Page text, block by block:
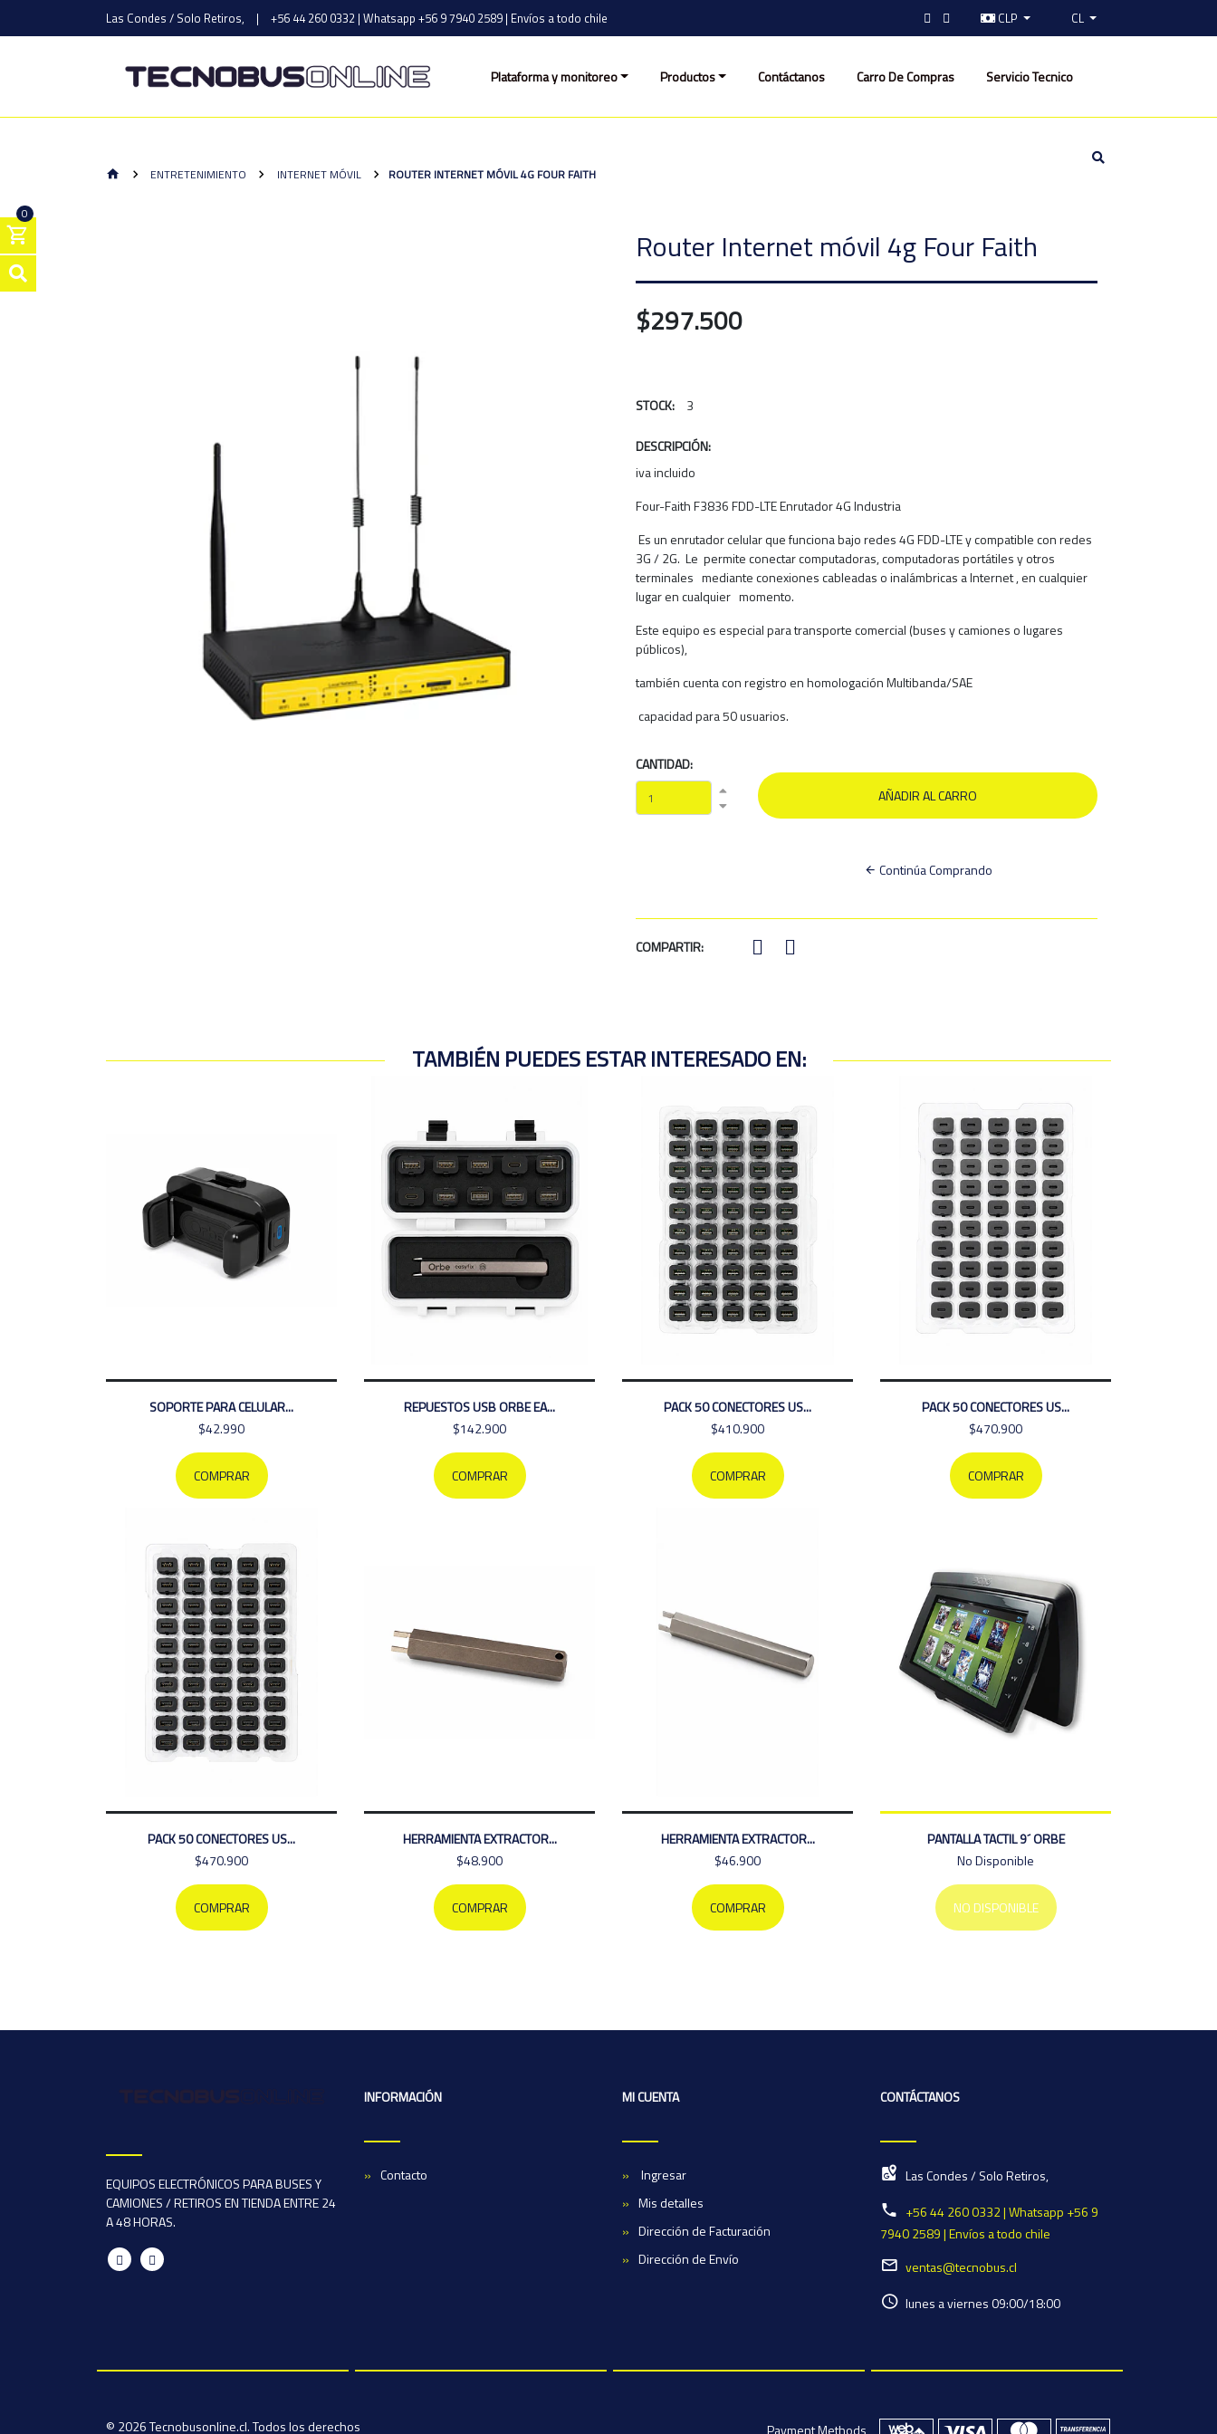
Las Condes / Solo Retiros, | +56 44 260 0332 | Whatsapp +56 9 7940 2589 | Envíos a todo chile CLP CL
Plataforma y monitoreo Productos Contáctanos Carro De Compras Servicio Tecnico
0
ENTRETENIMIENTO INTERNET MÓVIL ROUTER INTERNET MÓVIL 4G FOUR FAITH
Router Internet móvil 4g Four Faith
$297.500
STOCK: 3
DESCRIPCIÓN:
iva incluido
Four-Faith F3836 FDD-LTE Enrutador 4G Industria
Es un enrutador celular que funciona bajo redes 4G FDD-LTE y compatible con redes
3G / 2G. Le permite conectar computadoras, computadoras portátiles y otros
terminales mediante conexiones cableadas o inalámbricas a Internet , en cualquier
lugar en cualquier momento.
Este equipo es especial para transporte comercial (buses y camiones o lugares
públicos),
también cuenta con registro en homologación Multibanda/SAE
capacidad para 50 usuarios.
CANTIDAD:
Continúa Comprando
COMPARTIR:
TAMBIÉN PUEDES ESTAR INTERESADO EN:
SOPORTE PARA CELULAR...
$42.990
COMPRAR
REPUESTOS USB ORBE EA...
$142.900
COMPRAR
PACK 50 CONECTORES US...
$410.900
COMPRAR
PACK 50 CONECTORES US...
$470.900
COMPRAR
PACK 50 CONECTORES US...
$470.900
COMPRAR
HERRAMIENTA EXTRACTOR...
$48.900
COMPRAR
HERRAMIENTA EXTRACTOR...
$46.900
COMPRAR
PANTALLA TACTIL 9´ ORBE
No Disponible
NO DISPONIBLE
EQUIPOS ELECTRÓNICOS PARA BUSES Y
CAMIONES / RETIROS EN TIENDA ENTRE 24
A 48 HORAS.
INFORMACIÓN
Contacto
MI CUENTA
Ingresar
Mis detalles
Dirección de Facturación
Dirección de Envío
CONTÁCTANOS
Las Condes / Solo Retiros,
+56 44 260 0332 | Whatsapp +56 9
7940 2589 | Envíos a todo chile
ventas@tecnobus.cl
lunes a viernes 09:00/18:00
© 2026 Tecnobusonline.cl. Todos los derechos Payment Methods